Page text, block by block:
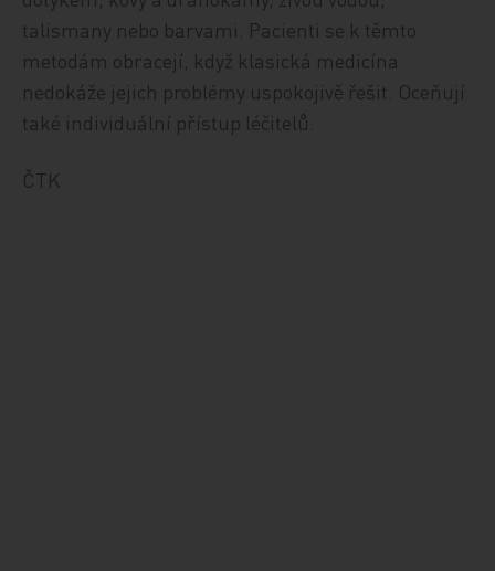
talismany nebo barvami. Pacienti se k těmto
metodám obracejí, když klasická medicína
nedokáže jejich problémy uspokojivě řešit. Oceňují
také individuální přístup léčitelů.
ČTK